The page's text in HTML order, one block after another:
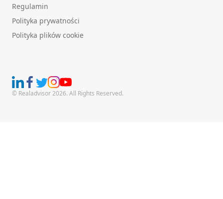
Regulamin
Polityka prywatności
Polityka plików cookie
© Realadvisor 2026. All Rights Reserved.